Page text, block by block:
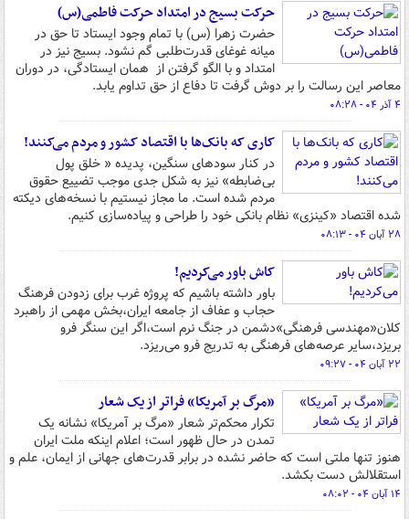
حرکت بسیج در امتداد حرکت فاطمی(س)
حضرت زهرا (س) با تمام وجود ایستاد تا حق در
میانه غوغای قدرت‌طلبی گم نشود. بسیج نیز در
امتداد و با الگو گرفتن از همان ایستادگی، در دوران
معاصر این رسالت را بر دوش گرفت تا دفاع از حق تداوم یابد.
۴ آذر ۰۴ - ۰۸:۲۸
کاری که بانک‌ها با اقتصاد کشور و مردم می‌کنند!
در کنار سودهای سنگین، پدیده‌ « خلق پول
بی‌ضابطه» نیز به شکل جدی موجب تضییع حقوق
مردم شده است. ما مجاز نیستیم با نسخه‌های دیکته
شده اقتصاد «کینزی» نظام بانکی خود را طراحی و پیاده‌سازی کنیم.
۲۸ آبان ۰۴ - ۰۸:۱۳
کاش باور می‌کردیم!
باور داشته باشیم که پروژه‌ غرب برای زدودن فرهنگ
حجاب و عفاف از جامعه‌ ایران،بخش مهمی از راهبرد
کلان«مهندسی فرهنگی»دشمن در جنگ نرم است،اگر این سنگر فرو
بریزد،سایر عرصه‌های فرهنگی به ‌تدریج فرو می‌ریزد.
۲۲ آبان ۰۴ - ۰۹:۲۷
«مرگ بر آمریکا» فراتر از یک شعار
تکرار محکم‌تر شعار «مرگ بر آمریکا» نشانه یک
تمدن در حال ظهور است؛ اعلام اینکه ملت ایران
هنوز تنها ملتی است که حاضر نشده در برابر قدرت‌های جهانی از ایمان، علم و
استقلالش دست بکشد.
۱۴ آبان ۰۴ - ۰۸:۰۲